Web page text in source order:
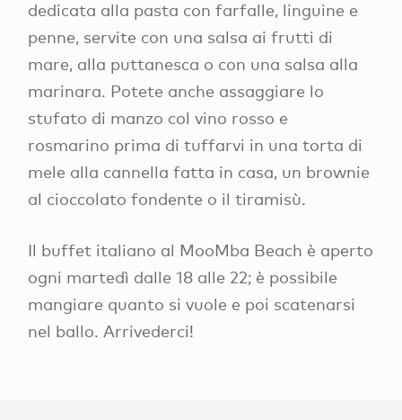
dedicata alla pasta con farfalle, linguine e
penne, servite con una salsa ai frutti di
mare, alla puttanesca o con una salsa alla
marinara. Potete anche assaggiare lo
stufato di manzo col vino rosso e
rosmarino prima di tuffarvi in una torta di
mele alla cannella fatta in casa, un brownie
al cioccolato fondente o il tiramisù.
Il buffet italiano al MooMba Beach è aperto
ogni martedì dalle 18 alle 22; è possibile
mangiare quanto si vuole e poi scatenarsi
nel ballo. Arrivederci!